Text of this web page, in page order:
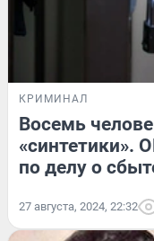
КРИМИНАЛ
Восемь
«синтетики».
по делу о
27 августа, 2024, 22:32